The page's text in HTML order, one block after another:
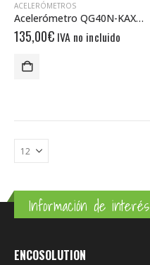
ACELERÓMETROS
Acelerómetro QG40N-KAXYh-16,0-AI-CM-UL
135,00€ IVA no incluido
Información de interés
ENCOSOLUTION